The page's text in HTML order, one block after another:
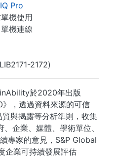
Pro
機使用
單機連線
2172)
於2020年出版
，透過資料來源的可信
與揭露等分析準則，收集
企業、媒體、學術單位、
專家的意見，S&P Global
企業可持續發展評估